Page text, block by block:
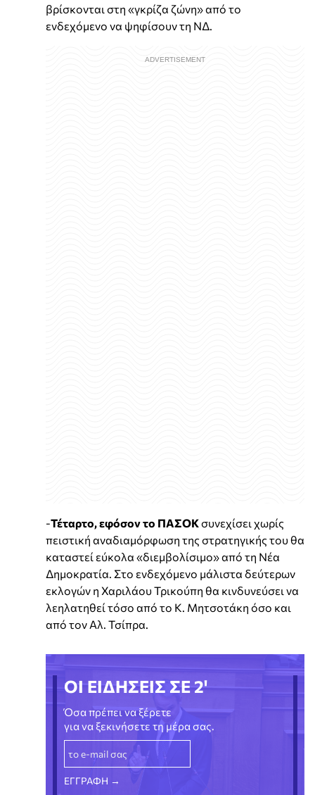
βρίσκονται στη «γκρίζα ζώνη» από το
ενδεχόμενο να ψηφίσουν τη ΝΔ.
-Τέταρτο,εφόσον το ΠΑΣΟΚσυνεχίσει χωρίς
πειστική αναδιαμόρφωση της στρατηγικής του θα
καταστεί εύκολα «διεμβολίσιμο» από τη Νέα
Δημοκρατία. Στο ενδεχόμενο μάλιστα δεύτερων
εκλογών η Χαριλάου Τρικούπη θα κινδυνεύσει να
λεηλατηθεί τόσο από το Κ. Μητσοτάκη όσο και
από τον Αλ. Τσίπρα.
ΟΙ ΕΙΔΗΣΕΙΣ ΣΕ 2'
Όσα πρέπει να ξέρετε
για να ξεκινήσετε τη μέρα σας.